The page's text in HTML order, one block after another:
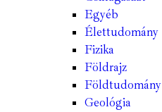
Egyéb
Élettudomány
Fizika
Földrajz
Földtudomány
Geológia